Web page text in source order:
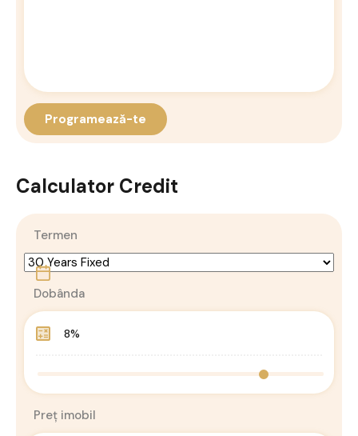
Calculator Credit
Termen
Dobânda
Preț imobil